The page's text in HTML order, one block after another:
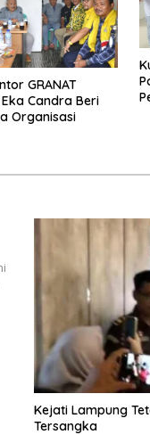
GRANAT
Candra Beri
Organisasi
Kejati Lampung
Tersangka